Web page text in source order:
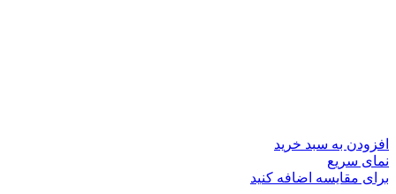
افزودن به سبد خرید
نمای سریع
برای مقایسه اضافه کنید